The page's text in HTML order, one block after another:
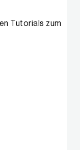
Tutorials zum